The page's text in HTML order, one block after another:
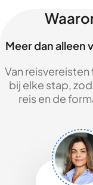
Meer dan alleen
Van
bij elke stap,
reis en de